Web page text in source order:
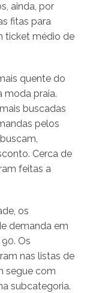
ainda, por
fitas para
ticket médio de
quente do
moda praia.
buscadas
pelos
Cerca de
feitas a
os
demanda em
Os
nas listas de
segue com
subcategoria.